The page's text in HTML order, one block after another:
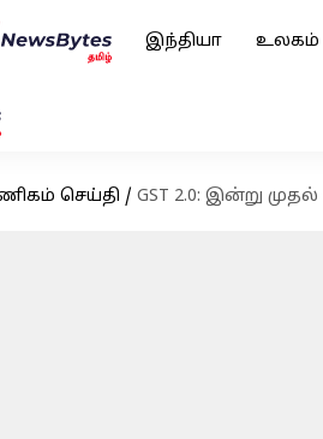
இந்தியா உலகம்
செய்தி / GST 2.0: இன்று